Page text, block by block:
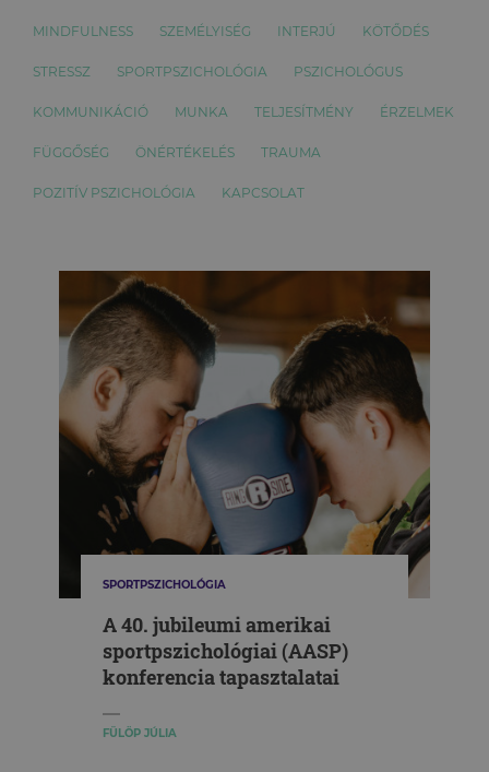
MINDFULNESS SZEMÉLYISÉG INTERJÚ KÖTŐDÉS
STRESSZ SPORTPSZICHOLÓGIA PSZICHOLÓGUS
KOMMUNIKÁCIÓ MUNKA TELJESÍTMÉNY ÉRZELMEK
FÜGGŐSÉG ÖNÉRTÉKELÉS TRAUMA
POZITÍV PSZICHOLÓGIA KAPCSOLAT
SPORTPSZICHOLÓGIA
A 40. jubileumi amerikai
sportpszichológiai (AASP)
konferencia tapasztalatai
FÜLÖP JÚLIA